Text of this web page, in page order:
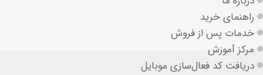
راهنمای خرید
خدمات پس از فروش
مرکز آموزش
دریافت کد فعال‌سازی موبایل